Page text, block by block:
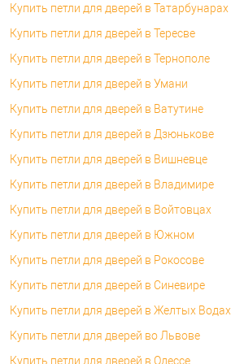
Купить петли для дверей в Татарбунарах
Купить петли для дверей в Тересве
Купить петли для дверей в Тернополе
Купить петли для дверей в Умани
Купить петли для дверей в Ватутине
Купить петли для дверей в Дзюнькове
Купить петли для дверей в Вишневце
Купить петли для дверей в Владимире
Купить петли для дверей в Войтовцах
Купить петли для дверей в Южном
Купить петли для дверей в Рокосове
Купить петли для дверей в Синевире
Купить петли для дверей в Желтых Водах
Купить петли для дверей во Львове
Купить петли для дверей в Одессе